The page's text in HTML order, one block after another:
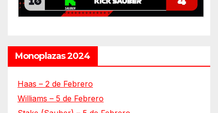
Monoplazas 2024
Haas – 2 de Febrero
Williams – 5 de Febrero